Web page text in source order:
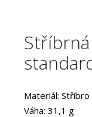
Materiál: Stříbro
Váha: 31,1 g